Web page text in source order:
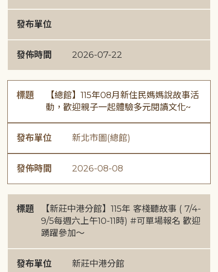
發布單位
發佈時間 2026-07-22
標題
【總館】115年08月新住民媽媽說故事活
動，歡迎親子一起體驗多元閱讀文化~
發布單位 新北市圖(總館)
發佈時間 2026-08-08
標題
【新莊中港分館】115年 客棧聽故事 ( 7/4-
9/5每週六上午10-11時) #可單場報名 歡迎
踴躍參加～
發布單位 新莊中港分館